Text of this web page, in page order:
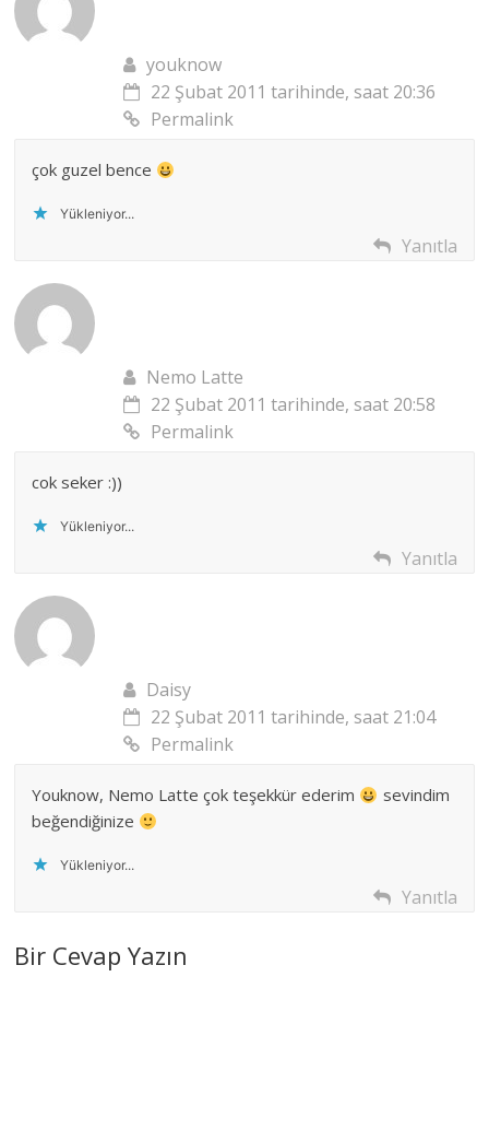
youknow
22 Şubat 2011 tarihinde, saat 20:36
Permalink
çok guzel bence
Yükleniyor...
Yanıtla
Nemo Latte
22 Şubat 2011 tarihinde, saat 20:58
Permalink
cok seker :))
Yükleniyor...
Yanıtla
Daisy
22 Şubat 2011 tarihinde, saat 21:04
Permalink
Youknow, Nemo Latte çok teşekkür ederim
sevindim
beğendiğinize
Yükleniyor...
Yanıtla
Bir Cevap Yazın